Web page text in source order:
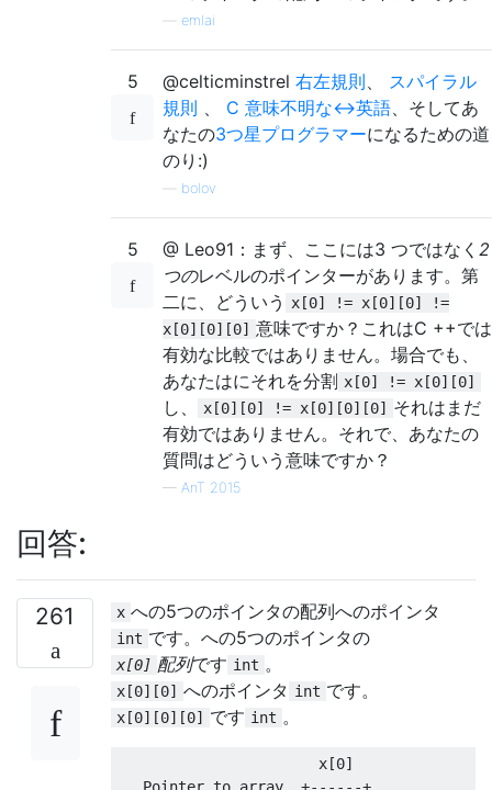
emlai
5 @celticminstrel 右左規則
スパイラル
規則
C 意味不明な↔英語 、そしてあ
なたの3つ星プログラマーになるための道
のり:)
bolov
5 @ Leo91：まず、ここには3 つではなく 2
つのレベルのポインターがあります。第
二に、どういう
x[0] != x[0][0] !=
x[0][0][0] 意味ですか？これはC ++では
有効な比較ではありません。場合でも、
あなたはにそれを分割 x[0] != x[0][0]
し、 x[0][0] != x[0][0][0] それはまだ
有効ではありません。それで、あなたの
質問はどういう意味ですか？
— AnT 2015
回答:
261 x への5つのポインタの配列へのポインタ
int です。への5つのポインタの
x[0] 配列です int 。
x[0][0] へのポインタ int です。
x[0][0][0] です int 。
                       x
[0]
Pointer to array +------+